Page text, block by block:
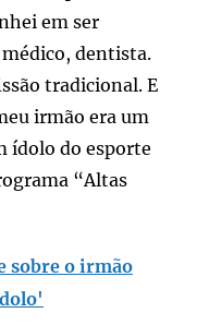
em ser
dentista.
tradicional. E
irmão era um
ídolo do esporte
“Altas
sobre o irmão